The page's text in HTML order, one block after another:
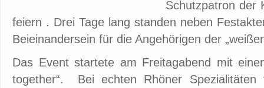
Schutzpatron der
feiern . Drei Tage lang standen neben
Beieinandersein für die Angehörigen der
Das Event startete am Freitagabend mit
together“. Bei echten Rhöner